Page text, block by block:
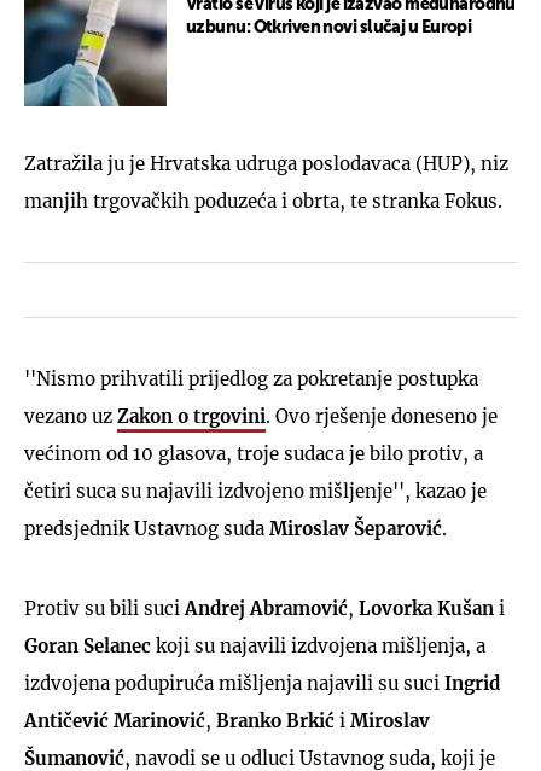
Vratio se virus koji je izazvao međunarodnu
uzbunu: Otkriven novi slučaj u Europi
Zatražila ju je Hrvatska udruga poslodavaca (HUP), niz
manjih trgovačkih poduzeća i obrta, te stranka Fokus.
''Nismo prihvatili prijedlog za pokretanje postupka
vezano uz Zakon o trgovini. Ovo rješenje doneseno je
većinom od 10 glasova, troje sudaca je bilo protiv, a
četiri suca su najavili izdvojeno mišljenje'', kazao je
predsjednik Ustavnog suda Miroslav Šeparović.
Protiv su bili suciAndrej Abramović, Lovorka Kušan i
Goran Selanec koji su najavili izdvojena mišljenja, a
izdvojena podupiruća mišljenja najavili su suci Ingrid
Antičević Marinović, Branko Brkić i Miroslav
Šumanović, navodi se u odluci Ustavnog suda, koji je